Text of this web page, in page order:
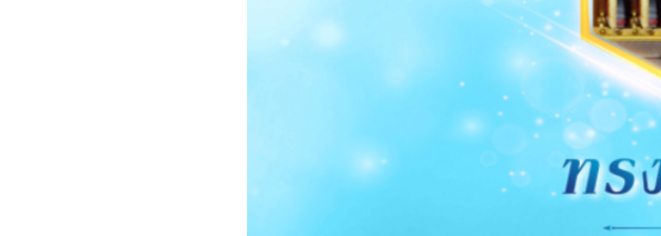
O14 รายงานผลการบริหารและ